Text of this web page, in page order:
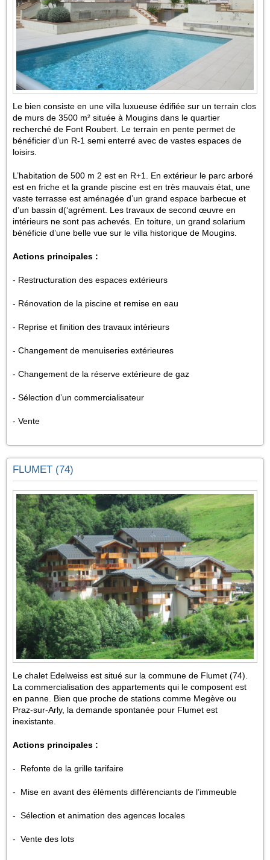
Le bien consiste en une villa luxueuse édifiée sur un terrain clos
de murs de 3500 m² située à Mougins dans le quartier
recherché de Font Roubert. Le terrain en pente permet de
bénéficier d’un R-1 semi enterré avec de vastes espaces de
loisirs.
L’habitation de 500 m 2 est en R+1. En extérieur le parc arboré
est en friche et la grande piscine est en très mauvais état, une
vaste terrasse est aménagée d’un grand espace barbecue et
d’un bassin d(‘agrément. Les travaux de second œuvre en
intérieurs ne sont pas achevés. En toiture, un grand solarium
bénéficie d’une belle vue sur le villa historique de Mougins.
Actions principales :
- Restructuration des espaces extérieurs
- Rénovation de la piscine et remise en eau
- Reprise et finition des travaux intérieurs
- Changement de menuiseries extérieures
- Changement de la réserve extérieure de gaz
- Sélection d’un commercialisateur
- Vente
FLUMET (74)
Le chalet Edelweiss est situé sur la commune de Flumet (74).
La commercialisation des appartements qui le composent est
en panne. Bien que proche de stations comme Megève ou
Praz-sur-Arly, la demande spontanée pour Flumet est
inexistante.
Actions principales :
- Refonte de la grille tarifaire
- Mise en avant des éléments différenciants de l’immeuble
- Sélection et animation des agences locales
- Vente des lots